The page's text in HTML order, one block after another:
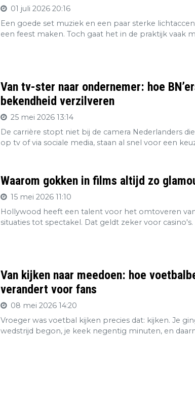
01 juli 2026 20:16
Een goede set muziek en een paar sterke
een feest maken. Toch gaat het in de praktijk vaak
Van tv-ster naar ondernemer: hoe
bekendheid verzilveren
25 mei 2026 13:14
De carrière stopt niet bij de camera Nederlanders
op tv of via sociale media, staan al snel voor een
Waarom gokken in films altijd zo
15 mei 2026 11:10
Hollywood heeft een talent voor het omtoveren
situaties tot spectakel. Dat geldt zeker voor casino's.
Van kijken naar meedoen: hoe
verandert voor fans
08 mei 2026 14:20
Vroeger was voetbal kijken precies dat: kijken. Je
wedstrijd begon, je keek negentig minuten, en